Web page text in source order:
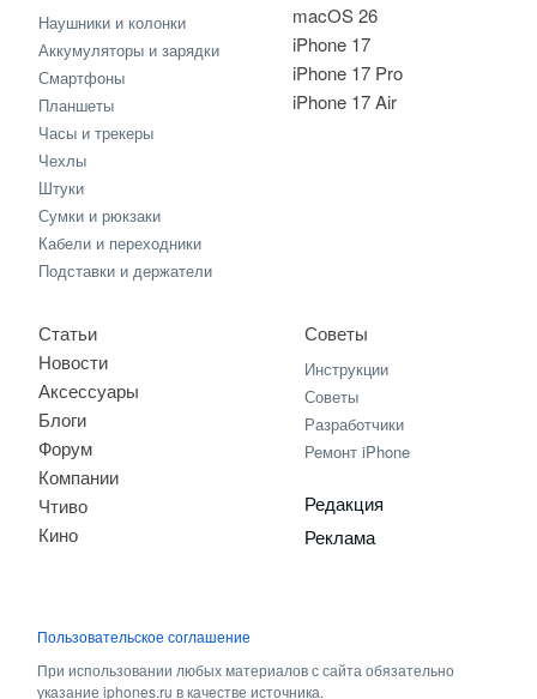
macOS 26
iPhone 17
iPhone 17 Pro
iPhone 17 Air
Наушники и колонки
Аккумуляторы и зарядки
Смартфоны
Планшеты
Часы и трекеры
Чехлы
Штуки
Сумки и рюкзаки
Кабели и переходники
Подставки и держатели
Статьи
Новости
Аксессуары
Блоги
Форум
Компании
Чтиво
Кино
Советы
Инструкции
Советы
Разработчики
Ремонт iPhone
Редакция
Реклама
Пользовательское соглашение
При использовании любых материалов с сайта обязательно
указание iphones.ru в качестве источника.